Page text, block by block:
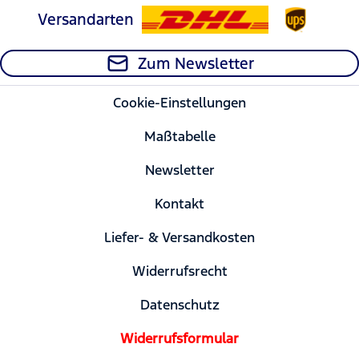
Versandarten
Zum Newsletter
Cookie-Einstellungen
Maßtabelle
Newsletter
Kontakt
Liefer- & Versandkosten
Widerrufsrecht
Datenschutz
Widerrufsformular